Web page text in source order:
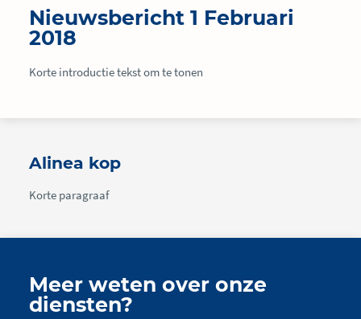
Nieuwsbericht 1 Februari
2018
Korte introductie tekst om te tonen
Alinea kop
Korte paragraaf
Meer weten over onze
diensten?